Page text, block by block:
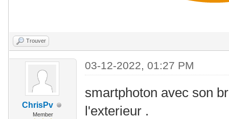
Trouver
ChrisPv
Member
03-12-2022, 01:27 PM
smartphoton avec son
l'exterieur .